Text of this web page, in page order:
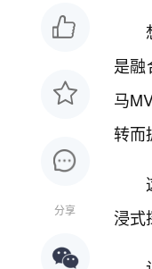
分享
是融
马
转而
浸式